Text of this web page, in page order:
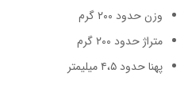
وزن حدود ۲۰۰ گرم
متراژ حدود ۲۰۰ گرم
پهنا حدود ۴،۵ میلیمتر